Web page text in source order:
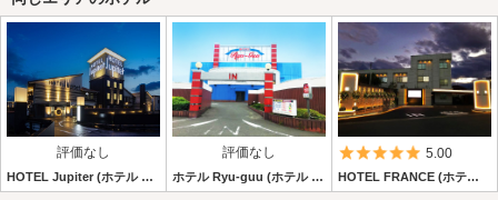
評価なし
HOTEL Jupiter (ホテル ジュピター)
評価なし
ホテル Ryu-guu (ホテル リュウグウ)
5つ星のうち5
5.00
HOTEL FRANCE (ホテル フランセ)